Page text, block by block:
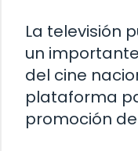
La televisión
un
del cine
plataforma
promoción